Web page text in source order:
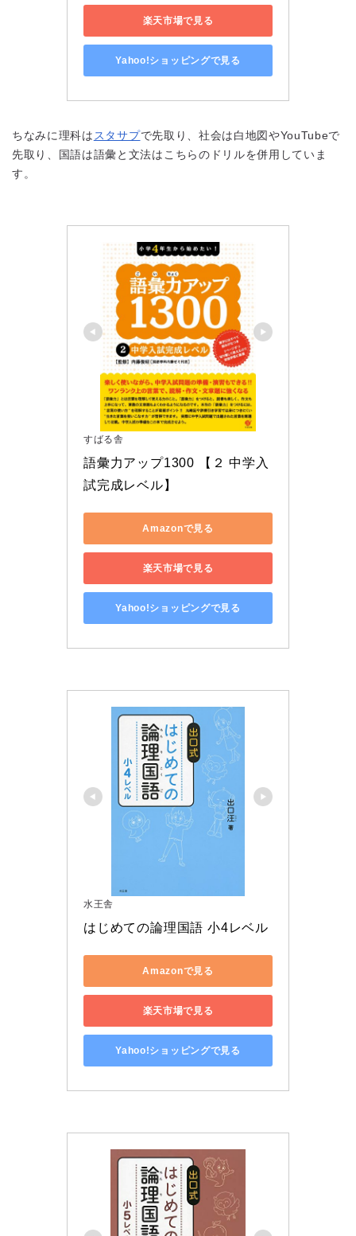
楽天市場で見る
Yahoo!ショッピングで見る
ちなみに理科は スタサプで先取り、社会は白地図やYouTubeで
先取り、国語は語彙と文法はこちらのドリルを併用していま
す。
すばる舎
語彙力アップ1300 【２ 中学入
試完成レベル】
Amazonで見る
楽天市場で見る
Yahoo!ショッピングで見る
水王舎
はじめての論理国語 小4レベル
Amazonで見る
楽天市場で見る
Yahoo!ショッピングで見る